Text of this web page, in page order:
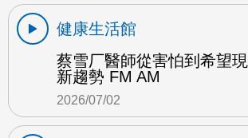
健康生活館
蔡雪厂醫師從害怕到希望
新趨勢 FM AM
2026/07/02